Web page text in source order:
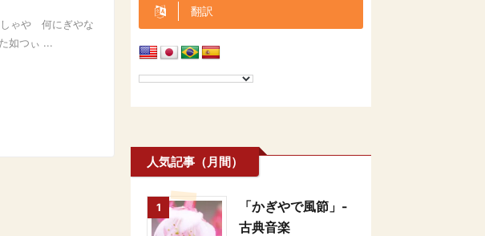
ゃや 何にぎやな
如つぃ ...
翻訳
人気記事（月間）
1
「かぎやで風節」-
古典音楽